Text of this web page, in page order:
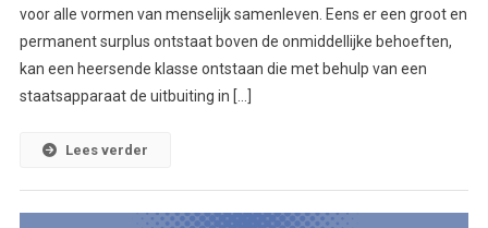
voor alle vormen van menselijk samenleven. Eens er een groot en
permanent surplus ontstaat boven de onmiddellijke behoeften,
kan een heersende klasse ontstaan die met behulp van een
staatsapparaat de uitbuiting in […]
Lees verder